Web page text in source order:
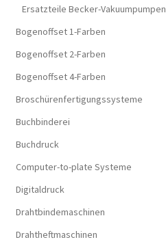
Ersatzteile Becker-Vakuumpumpen
Bogenoffset 1-Farben
Bogenoffset 2-Farben
Bogenoffset 4-Farben
Broschürenfertigungssysteme
Buchbinderei
Buchdruck
Computer-to-plate Systeme
Digitaldruck
Drahtbindemaschinen
Drahtheftmaschinen